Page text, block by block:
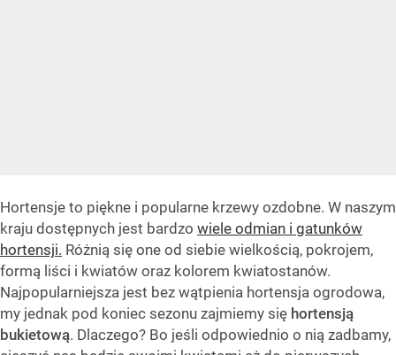
Hortensje to piękne i popularne krzewy ozdobne. W naszym
kraju dostępnych jest bardzo wiele odmian i gatunków
hortensji. Różnią się one od siebie wielkością, pokrojem,
formą liści i kwiatów oraz kolorem kwiatostanów.
Najpopularniejsza jest bez wątpienia hortensja ogrodowa,
my jednak pod koniec sezonu zajmiemy się hortensją
bukietową. Dlaczego? Bo jeśli odpowiednio o nią zadbamy,